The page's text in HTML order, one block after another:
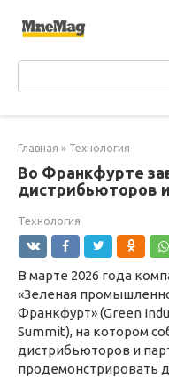
Главная » Технология
Во Франкфурте
дистрибьюторов
Технология
В марте 2026 года
«Зеленая
Франкфурт» (Green
Summit), на котором
дистрибьюторов и
продемонстрировать